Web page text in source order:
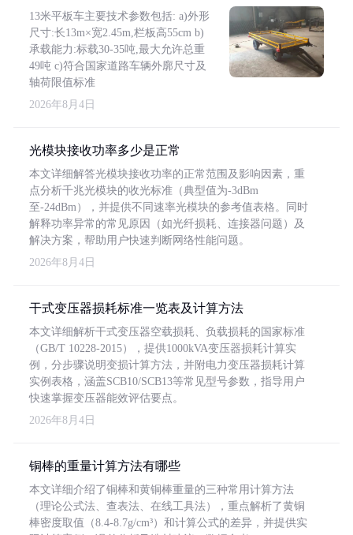
13米平板车主要技术参数包括: a)外形
尺寸:长13m×宽2.45m,栏板高55cm b)
承载能力:标载30-35吨,最大允许总重
49吨 c)符合国家道路车辆外廓尺寸及
轴荷限值标准
2026年8月4日
光模块接收功率多少是正常
本文详细解答光模块接收功率的正常范围及影响因素，重
点分析千兆光模块的收光标准（典型值为-3dBm
至-24dBm），并提供不同速率光模块的参考值表格。同时
解释功率异常的常见原因（如光纤损耗、连接器问题）及
解决方案，帮助用户快速判断网络性能问题。
2026年8月4日
干式变压器损耗标准一览表及计算方法
本文详细解析干式变压器空载损耗、负载损耗的国家标准
（GB/T 10228-2015），提供1000kVA变压器损耗计算实
例，分步骤说明变损计算方法，并附电力变压器损耗计算
实例表格，涵盖SCB10/SCB13等常见型号参数，指导用户
快速掌握变压器能效评估要点。
2026年8月4日
铜棒的重量计算方法有哪些
本文详细介绍了铜棒和黄铜棒重量的三种常用计算方法
（理论公式法、查表法、在线工具法），重点解析了黄铜
棒密度取值（8.4-8.7g/cm³）和计算公式的差异，并提供实